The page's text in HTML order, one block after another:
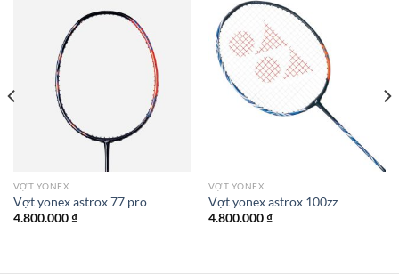
VỢT YONEX
Vợt yonex astrox 77 pro
4.800.000₫
VỢT YONEX
Vợt yonex astrox 100zz
4.800.000₫